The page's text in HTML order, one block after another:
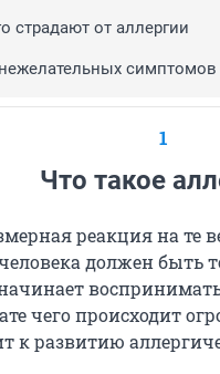
страдают от аллергии
симптомов
1
Что такое
реакция на те
должен быть
чего происходит
к развитию